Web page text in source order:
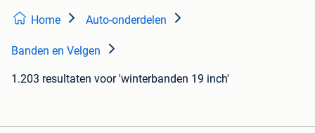
Home Auto-onderdelen
Banden en Velgen
1.203 resultaten voor 'winterbanden 19 inch'